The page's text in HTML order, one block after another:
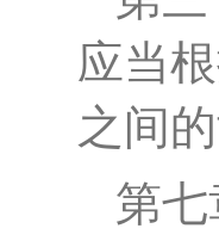
应当
之间
第七